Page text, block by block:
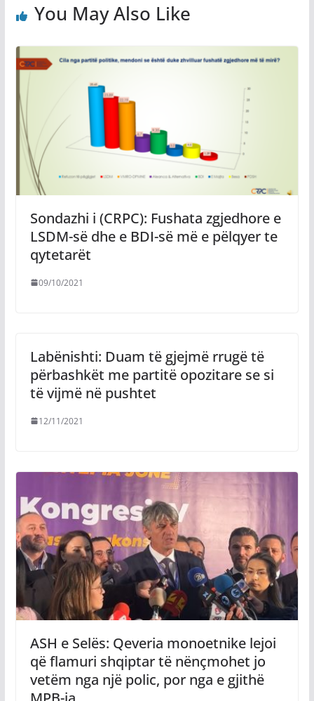
You May Also Like
Sondazhi i (CRPC): Fushata zgjedhore e
LSDM-së dhe e BDI-së më e pëlqyer te
qytetarët
09/10/2021
Labënishti: Duam të gjejmë rrugë të
përbashkët me partitë opozitare se si
të vijmë në pushtet
12/11/2021
ASH e Selës: Qeveria monoetnike lejoi
që flamuri shqiptar të nënçmohet jo
vetëm nga një polic, por nga e gjithë